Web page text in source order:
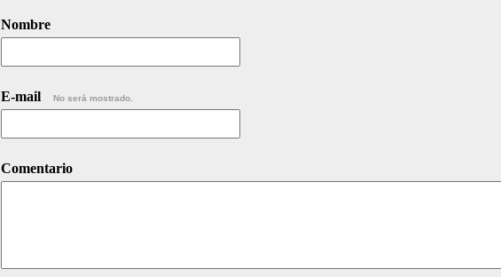
Nombre
E-mail No será mostrado.
Comentario